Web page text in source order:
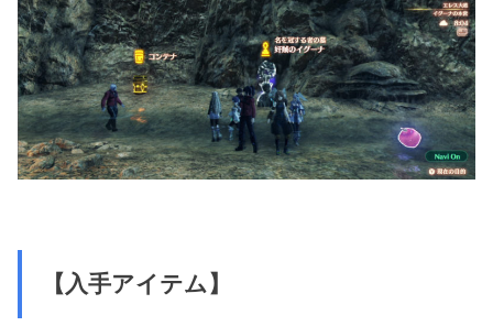
【入手アイテム】